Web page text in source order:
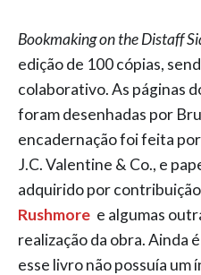
Bookmaking on the Distaff
edição de 100 cópias,
colaborativo. As páginas
foram desenhadas por
encadernação foi feita por
J.C. Valentine & Co., e
adquirido por
Rushmore e algumas
realização da obra. Ainda
esse livro não possuía um